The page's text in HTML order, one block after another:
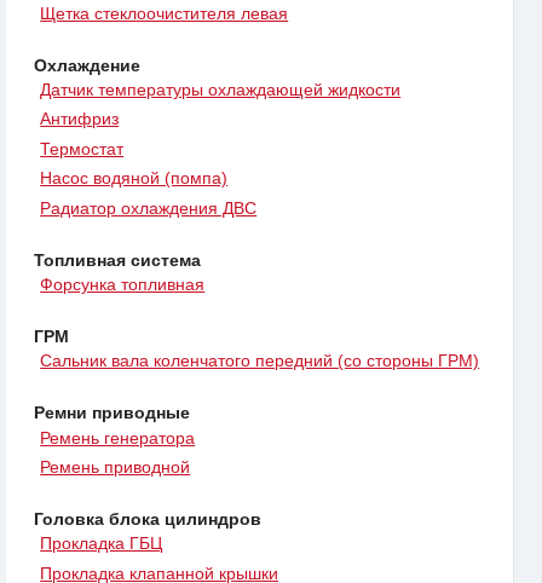
Щетка стеклоочистителя левая
Охлаждение
Датчик температуры охлаждающей жидкости
Антифриз
Термостат
Насос водяной (помпа)
Радиатор охлаждения ДВС
Топливная система
Форсунка топливная
ГРМ
Сальник вала коленчатого передний (со стороны ГРМ)
Ремни приводные
Ремень генератора
Ремень приводной
Головка блока цилиндров
Прокладка ГБЦ
Прокладка клапанной крышки